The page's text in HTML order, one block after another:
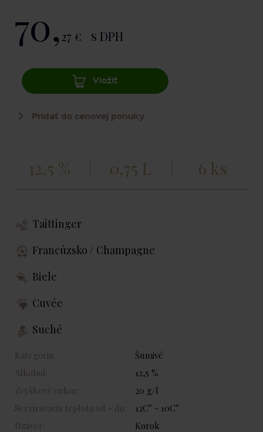
Taittinger
Francúzsko / Champagne
Biele
Cuvée
Suché
Kategória:
Šumivé
Alkohol:
12,5 %
Zvyškový cukor:
20 g/l
Servírovacia teplota od - do:
12C° - 10C°
Uzáver:
Korok
70, 27 € s DPH
Vložiť
Pridať do cenovej ponuky
12,5 % 0,75 L 6 ks